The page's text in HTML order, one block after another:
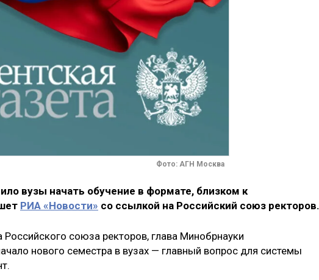
Фото: АГН Москва
вузы начать обучение в формате, близком к
РИА «Новости» со ссылкой на Российский союз ректоров.
союза ректоров, глава Минобрнауки
нового семестра в вузах — главный вопрос для системы